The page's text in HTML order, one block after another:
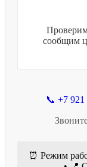
сообщим
📞 +7 921
⏰ Режим